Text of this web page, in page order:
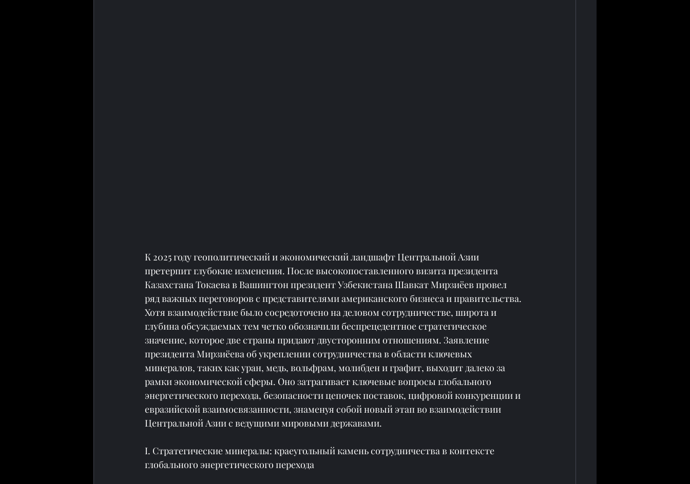
К 2025 году геополитический и экономический ландшафт Центральной Азии
претерпит глубокие изменения. После высокопоставленного визита президента
Казахстана Токаева в Вашингтон президент Узбекистана Шавкат Мирзиёев провел
ряд важных переговоров с представителями американского бизнеса и правительства.
Хотя взаимодействие было сосредоточено на деловом сотрудничестве, широта и
глубина обсуждаемых тем четко обозначили беспрецедентное стратегическое
значение, которое две страны придают двусторонним отношениям. Заявление
президента Мирзиёева об укреплении сотрудничества в области ключевых
минералов, таких как уран, медь, вольфрам, молибден и графит, выходит далеко за
рамки экономической сферы. Оно затрагивает ключевые вопросы глобального
энергетического перехода, безопасности цепочек поставок, цифровой конкуренции и
евразийской взаимосвязанности, знаменуя собой новый этап во взаимодействии
Центральной Азии с ведущими мировыми державами.
I. Стратегические минералы: краеугольный камень сотрудничества в контексте
глобального энергетического перехода